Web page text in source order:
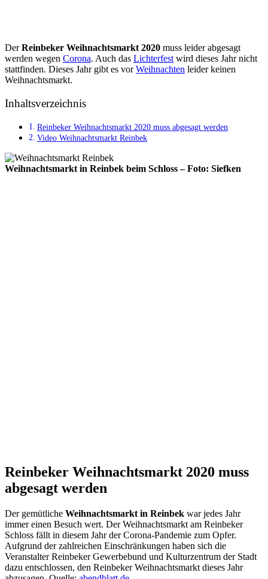
DerReinbeker Weihnachtsmarkt 2020 muss leider abgesagt
werden wegen Corona. Auch das Lichterfest wird dieses Jahr nicht
stattfinden. Dieses Jahr gibt es vorWeihnachten leider keinen
Weihnachtsmarkt.
Inhaltsverzeichnis
Reinbeker Weihnachtsmarkt 2020 muss abgesagt werden
Video Weihnachtsmarkt Reinbek
Weihnachtsmarkt in Reinbek beim Schloss – Foto: Siefken
Reinbeker Weihnachtsmarkt 2020 muss
abgesagt werden
Der gemütliche Weihnachtsmarkt in Reinbek war jedes Jahr
immer einen Besuch wert. Der Weihnachtsmarkt am Reinbeker
Schloss fällt in diesem Jahr der Corona-Pandemie zum Opfer.
Aufgrund der zahlreichen Einschränkungen haben sich die
Veranstalter Reinbeker Gewerbebund und Kulturzentrum der Stadt
dazu entschlossen, den Reinbeker Weihnachtsmarkt dieses Jahr